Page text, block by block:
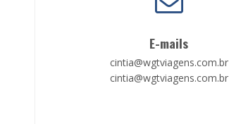
E-mails
cintia@wgtviagens.com.br
cintia@wgtviagens.com.br